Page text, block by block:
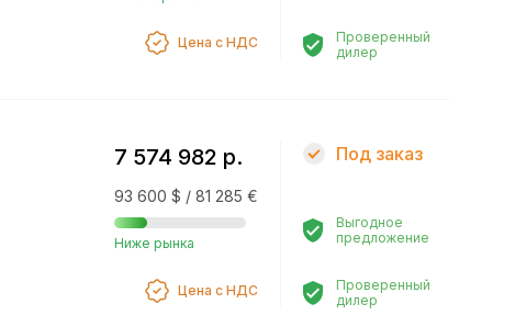
Цена с НДС
Проверенный
дилер
7 574 982 р.
93 600 $ / 81 285 €
Ниже рынка
Цена с НДС
Под заказ
Выгодное
предложение
Проверенный
дилер